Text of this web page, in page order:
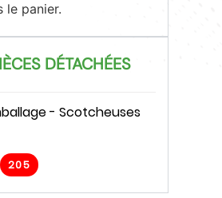
le panier.
DÉTACHÉES
- Scotcheuses
205